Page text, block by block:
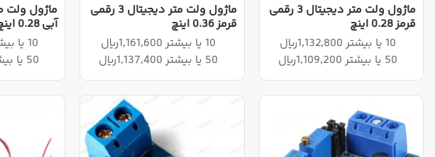
ماژول ولت متر دیجیتال 3 رقمی
قرمز 0.28 اینچ
10 یا بیشتر 1,132,800ریال
50 یا بیشتر 1,109,200ریال
ماژول ولت متر دیجیتال 3 رقمی
قرمز 0.36 اینچ
10 یا بیشتر 1,161,600ریال
50 یا بیشتر 1,137,400ریال
آبی 0.28 اینچ
10 یا بیشتر 1,238,400ریال
50 یا بیشتر 1,212,600ریال